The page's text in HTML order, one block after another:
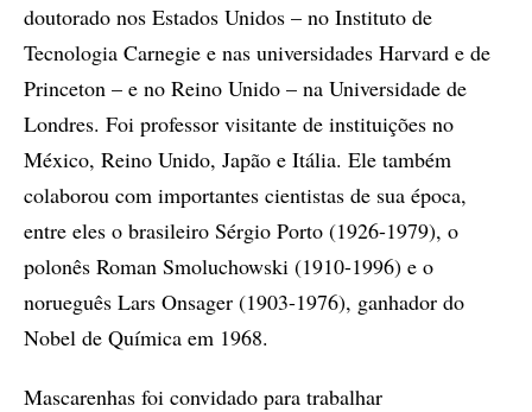
doutorado nos Estados Unidos – no Instituto de
Tecnologia Carnegie e nas universidades Harvard e de
Princeton – e no Reino Unido – na Universidade de
Londres. Foi professor visitante de instituições no
México, Reino Unido, Japão e Itália. Ele também
colaborou com importantes cientistas de sua época,
entre eles o brasileiro Sérgio Porto (1926-1979), o
polonês Roman Smoluchowski (1910-1996) e o
norueguês Lars Onsager (1903-1976), ganhador do
Nobel de Química em 1968.
Mascarenhas foi convidado para trabalhar